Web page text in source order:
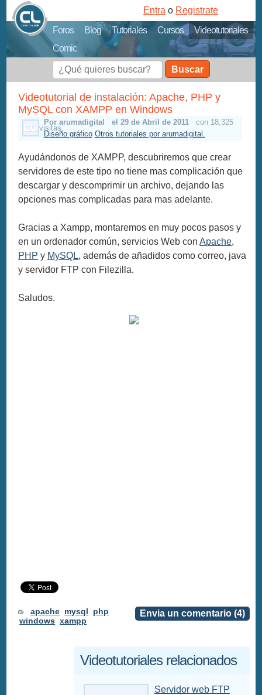
Foros Blog Tutoriales Cursos
Videotutoriales
Comic
Entra o Registrate
Buscar
Videotutorial de instalación: Apache, PHP y
MySQL con XAMPP en Windows
Por arumadigital el 29 de Abril de 2011 con 18,325
visitas
Diseño gráfico Otros tutoriales por arumadigital.
Ayudándonos de XAMPP, descubriremos que crear
servidores de este tipo no tiene mas complicación que
descargar y descomprimir un archivo, dejando las
opciones mas complicadas para mas adelante.
Gracias a Xampp, montaremos en muy pocos pasos y
en un ordenador común, servicios Web conApache,
PHP y MySQL, además de añadidos como correo, java
y servidor FTP con Filezilla.
Saludos.
Envia un comentario (4)
apache mysql
php
windows xampp
Videotutoriales relacionados
Servidor web FTP